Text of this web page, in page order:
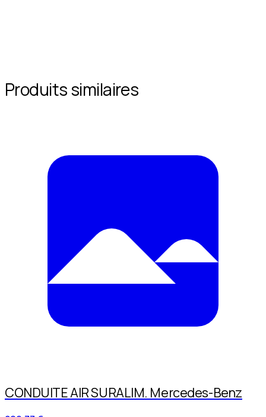
Produits similaires
CONDUITE AIR SURALIM. Mercedes-Benz